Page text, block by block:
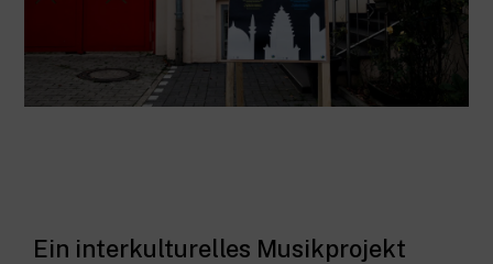
Ein interkulturelles Musikprojekt